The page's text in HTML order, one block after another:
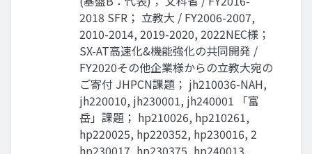
2018 SFR； 立教大 / FY2006-2007,
2010-2014, 2019-2020, 2022NEC様；
SX-AT高速化&機能強化の共同開発 /
FY2020その他企業様からの立教大宛の
ご寄付 JHPCN課題； jh210036-NAH,
jh220010, jh230001, jh240001 「富
岳」課題； hp210026, hp210261,
hp220025, hp220352, hp230016, 2
hp230017, hp230375, hp240013,